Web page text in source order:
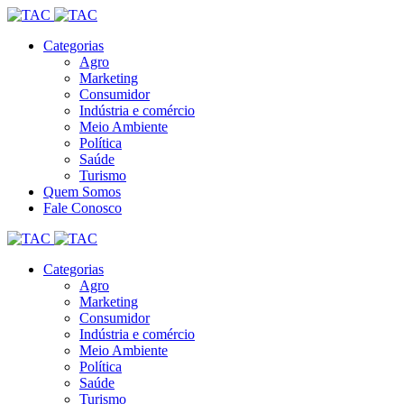
Categorias
Agro
Marketing
Consumidor
Indústria e comércio
Meio Ambiente
Política
Saúde
Turismo
Quem Somos
Fale Conosco
Categorias
Agro
Marketing
Consumidor
Indústria e comércio
Meio Ambiente
Política
Saúde
Turismo